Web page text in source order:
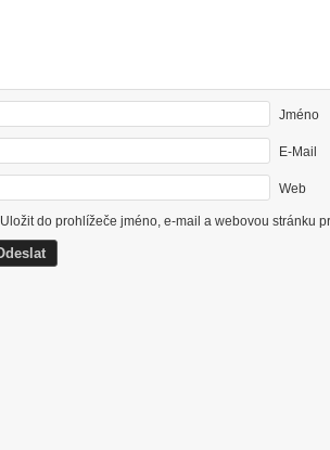
Jméno
E-Mail
Web
Uložit do prohlížeče jméno, e-mail a webovou stránku